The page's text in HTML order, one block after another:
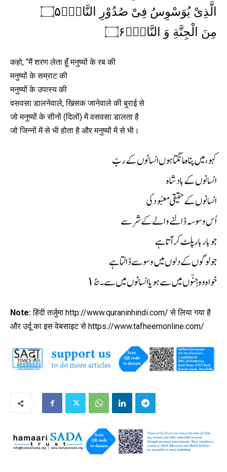
الَّذِیْ یُوَسْوِسُ فِیْ صُدُوْرِ النَّاسِۙ۝۵
مِنَ الْجِنَّةِ وَ النَّاسِ۠۝۶
कहो, “मैं शरण लेता हूँ मनुष्यों के रब की
मनुष्यों के सम्राट की
मनुष्यों के उपास्य की
वसवसा डालनेवाले, खिसक जानेवाले की बुराई से
जो मनुष्यों के सीनों (दिलों) में वसवसा डालता है
जो जिन्नों में से भी होता है और मनुष्यों में से भी।
کہو، میں پناہ مانگتا ہوں انسانوں کے ربّ
انسانوں کے بادشاہ
انسانوں کے حقیقی معبُود کی
اُس وسوسہ ڈالنے والے کے شر سے
جو بار بار پلٹ کر آتا ہے
جو لوگوں کے دلوں میں وسوسے ڈالتا ہے
خواہ وہ جِنّوں میں سے ہو یا انسانوں میں سے۔ ؏١
Note:हिंदी तर्जुमा http://www.quraninhindi.com/ से लिया गया है
और उर्दू का इस वेबसाइट से https://www.tafheemonline.com/